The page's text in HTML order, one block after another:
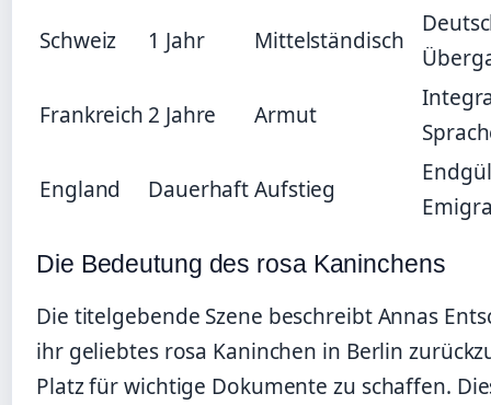
Schweiz
1 Jahr Mittelständisch
Frankreich 2 Jahre Armut
England
DauerhaftAufstieg
Die Bedeutung des rosa Kaninchens
Die titelgebende Szene beschreibt Annas
ihr geliebtes rosa Kaninchen in Berlin
Platz für wichtige Dokumente zu schaffen.